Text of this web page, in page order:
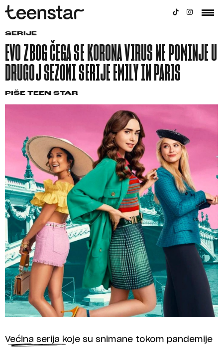
SERIJE
EVO ZBOG ČEGA SE KORONA VIRUS NE POMINJE U
DRUGOJ SEZONI SERIJE EMILY IN PARIS
PIŠE TEEN STAR
Većina serija koje su snimane tokom pandemije